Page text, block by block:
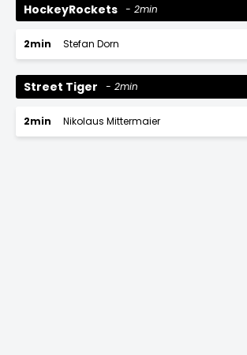
HockeyRockets 2min
2min Stefan Dorn
Street Tiger 2min
2min Nikolaus Mittermaier